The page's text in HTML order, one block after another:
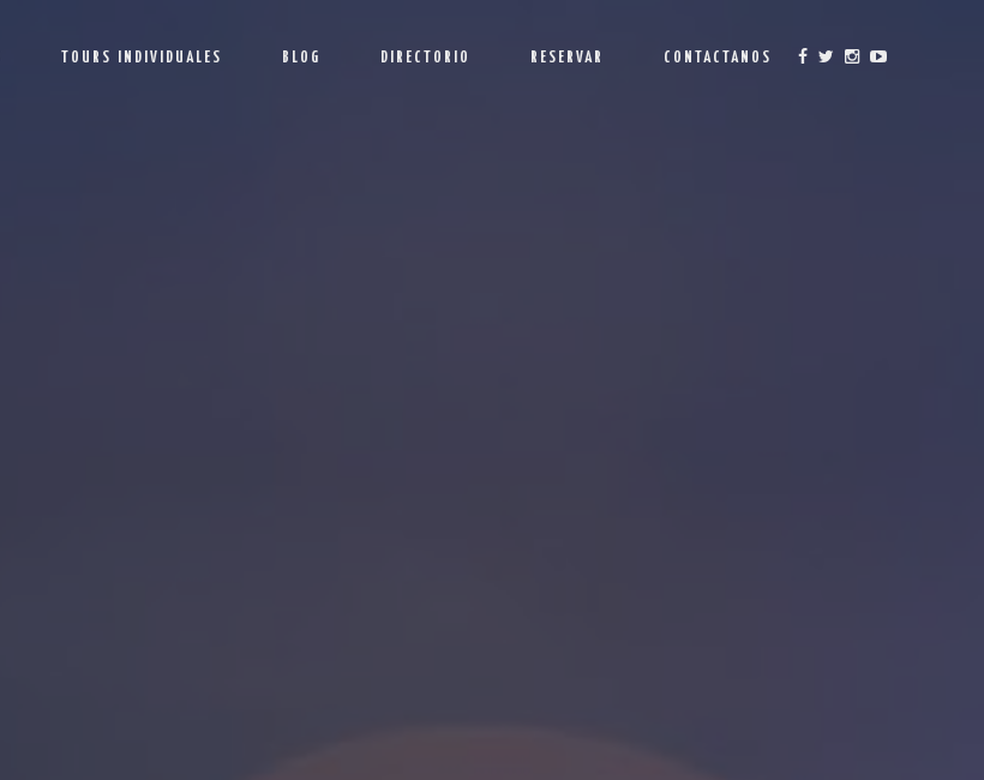
TOURS INDIVIDUALES BLOG DIRECTORIO RESERVAR CONTACTANOS